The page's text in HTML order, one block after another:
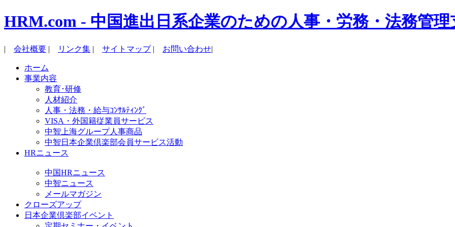
HRM.com - 中国進出日系企業のための人事・労務・法務管理
| 会社概要 | リンク集 | サイトマップ| お問い合わせ|
ホーム
事業内容
教育･研修
人材紹介
人事・法務・給与ｺﾝｻﾙﾃｨﾝｸﾞ
VISA・外国籍従業員サービス
中智上海グループ人事商品
中智日本企業倶楽部会員サービス活動
HRニュース
中国HRニュース
中智ニュース
メールマガジン
クローズアップ
日本企業倶楽部イベント